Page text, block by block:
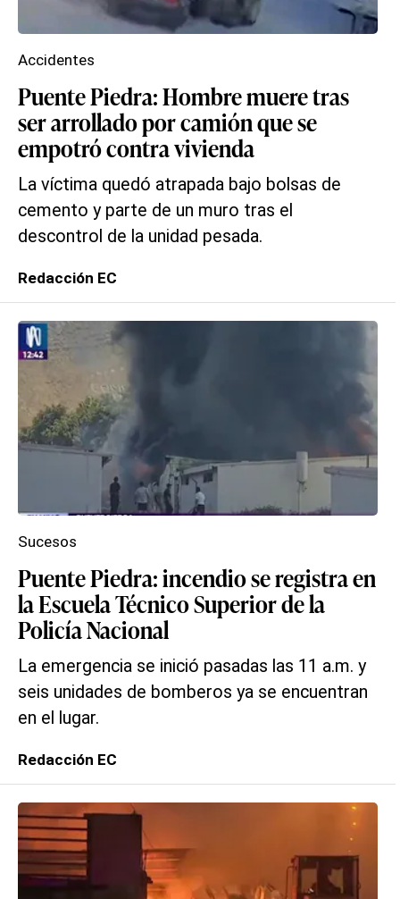
Puente Piedra: Hombre muere tras
ser arrollado por camión que se
empotró contra vivienda
La víctima quedó atrapada bajo bolsas de
cemento y parte de un muro tras el
descontrol de la unidad pesada.
Accidentes
Redacción EC
Puente Piedra: incendio se registra en
la Escuela Técnico Superior de la
Policía Nacional
La emergencia se inició pasadas las 11 a.m. y
seis unidades de bomberos ya se encuentran
en el lugar.
Sucesos
Redacción EC